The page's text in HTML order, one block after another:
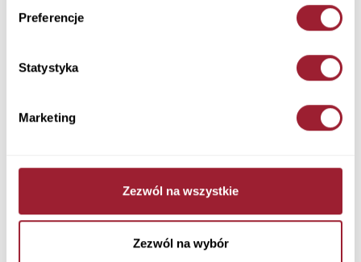
Preferencje
Statystyka
Marketing
Zezwól na wszystkie
Zezwól na wybór
Rozmiar